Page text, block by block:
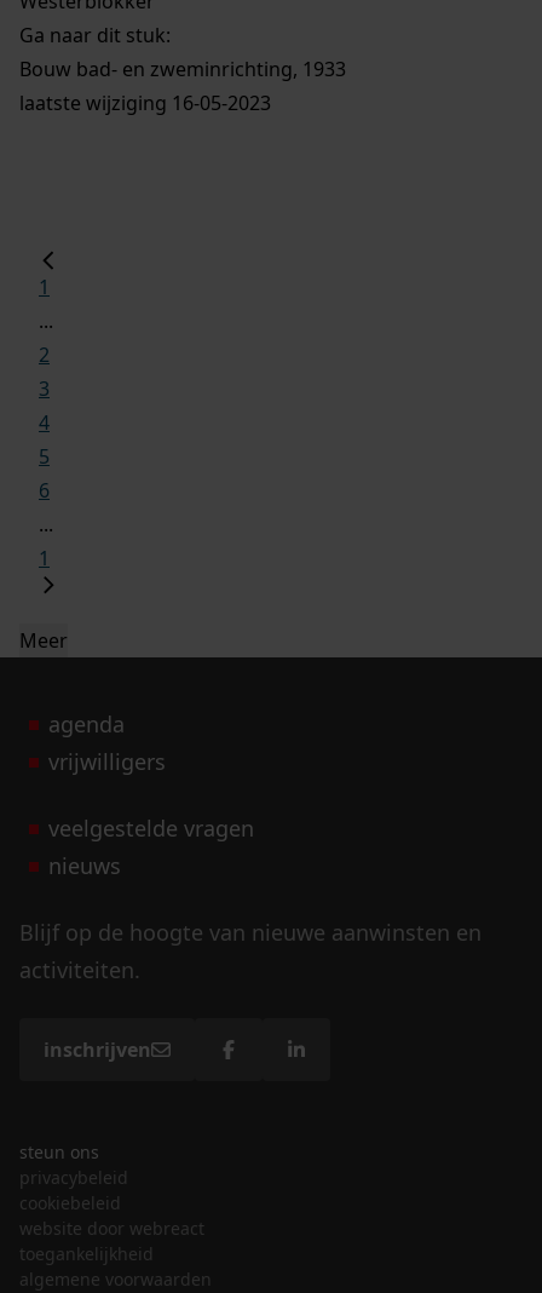
Ga naar dit stuk:
Bouw bad- en zweminrichting, 1933
laatste wijziging 16-05-2023
1
...
2
3
4
5
6
...
1
Meer
agenda
vrijwilligers
veelgestelde vragen
nieuws
Blijf op de hoogte van nieuwe aanwinsten en
activiteiten.
inschrijven
steun ons
privacybeleid
cookiebeleid
website door webreact
toegankelijkheid
algemene voorwaarden